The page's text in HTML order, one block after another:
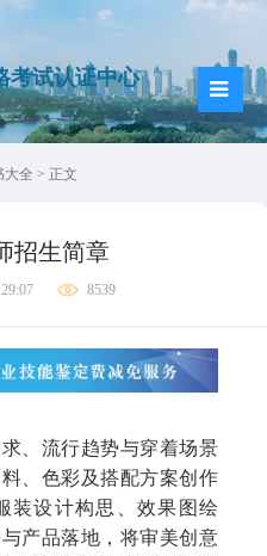
考试认证中心
大全 > 正文
招生简章
8539
、流行趋势与穿着场景
、色彩及搭配方案创作
装设计构思、效果图绘
产品落地，将审美创意